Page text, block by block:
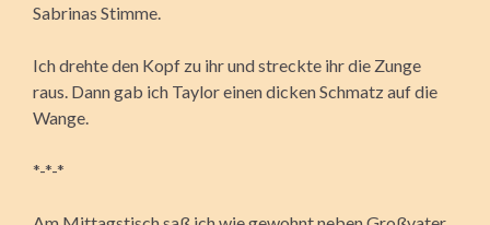
Sabrinas Stimme.
Ich drehte den Kopf zu ihr und streckte ihr die Zunge
raus. Dann gab ich Taylor einen dicken Schmatz auf die
Wange.
*-*-*